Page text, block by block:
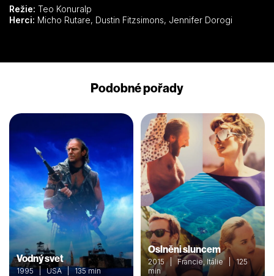
je založen na skutečném příběhu.
Režie: Teo Konuralp
Herci:
Micho Rutare, Dustin Fitzsimons, Jennifer Dorogi
Podobné pořady
Vodný svet
1995 | USA | 135 min
Oslněni sluncem
2015 | Francie, Itálie | 125
min